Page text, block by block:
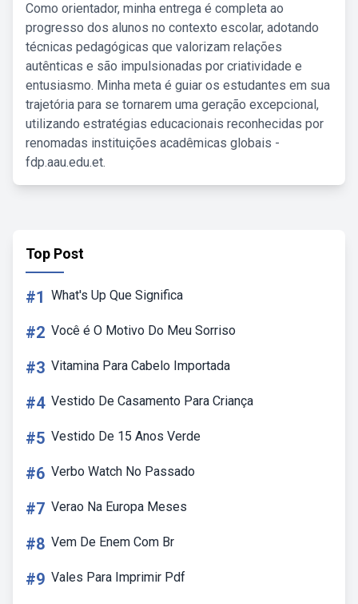
Como orientador, minha entrega é completa ao
progresso dos alunos no contexto escolar, adotando
técnicas pedagógicas que valorizam relações
autênticas e são impulsionadas por criatividade e
entusiasmo. Minha meta é guiar os estudantes em sua
trajetória para se tornarem uma geração excepcional,
utilizando estratégias educacionais reconhecidas por
renomadas instituições acadêmicas globais -
fdp.aau.edu.et.
Top Post
#1 What's Up Que Significa
#2 Você é O Motivo Do Meu Sorriso
#3 Vitamina Para Cabelo Importada
#4 Vestido De Casamento Para Criança
#5 Vestido De 15 Anos Verde
#6 Verbo Watch No Passado
#7 Verao Na Europa Meses
#8 Vem De Enem Com Br
#9 Vales Para Imprimir Pdf